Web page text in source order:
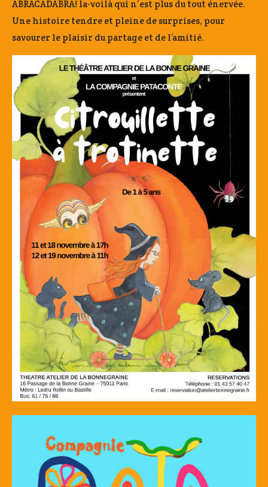
ABRACADABRA! la-voilà qui n’est plus du tout énervée.
Une histoire tendre et pleine de surprises, pour
savourer le plaisir du partage et de l’amitié.